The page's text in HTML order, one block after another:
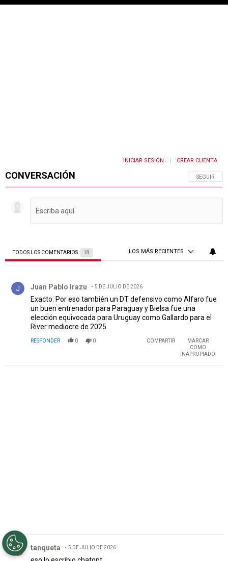
PUBLICIDAD
CONVERSACIÓN SIGA ESTA
SEGUIR
INICIAR SESIÓN CREAR CUENTA
TODOS LOS COMENTARIOS 18 LOS MÁS RECIENTES
Juan Pablo Irazu 5 DE JULIO DE 2026
Exacto. Por eso también un DT defensivo como Alfaro fue
un buen entrenador para Paraguay y Bielsa fue una
elección equivocada para Uruguay como Gallardo para el
River mediocre de 2025
RESPONDER 0 0 COMPARTIR
MARCAR
COMO
INAPROPIADO
Comentario de tanqueta.
tanqueta 5 DE JULIO DE 2026